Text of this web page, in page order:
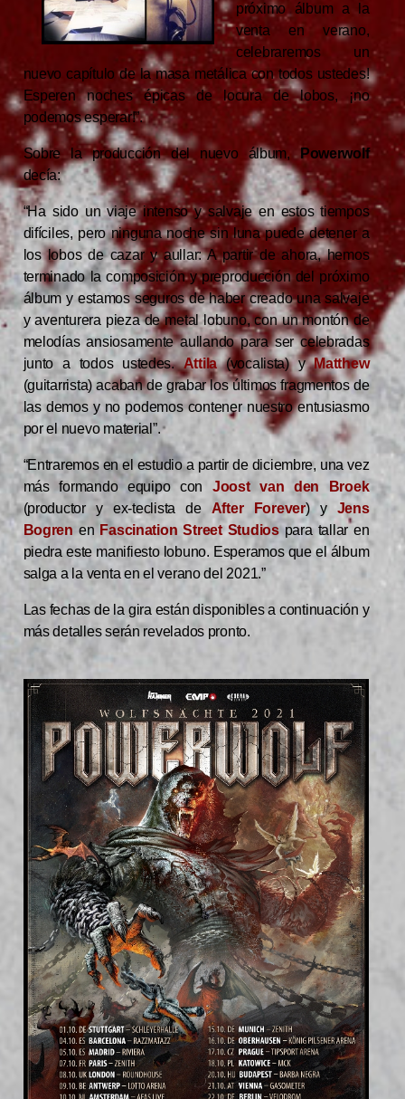
próximo álbum a la
venta en verano,
celebraremos un
nuevo capítulo de la masa metálica con todos ustedes!
Esperen noches épicas de locura de lobos, ¡no
podemos esperar!”.
Sobre la producción del nuevo álbum, Powerwolf
decía:
“Ha sido un viaje intenso y salvaje en estos tiempos
difíciles, pero ninguna noche sin luna puede detener a
los lobos de cazar y aullar: A partir de ahora, hemos
terminado la composición y preproducción del próximo
álbum y estamos seguros de haber creado una salvaje
y aventurera pieza de metal lobuno, con un montón de
melodías ansiosamente aullando para ser celebradas
junto a todos ustedes.Attila(vocalista) yMatthew
(guitarrista) acaban de grabar los últimos fragmentos de
las demos y no podemos contener nuestro entusiasmo
por el nuevo material”.
“Entraremos en el estudio a partir de diciembre, una vez
más formando equipo con Joost van den Broek
(productor y ex-teclista de After Forever) y Jens
Bogren en Fascination Street Studiospara tallar en
piedra este manifiesto lobuno. Esperamos que el álbum
salga a la venta en el verano del 2021.”
Las fechas de la gira están disponibles a continuación y
más detalles serán revelados pronto.